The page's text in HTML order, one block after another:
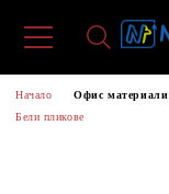
Начало Офис материали
Бели пликове